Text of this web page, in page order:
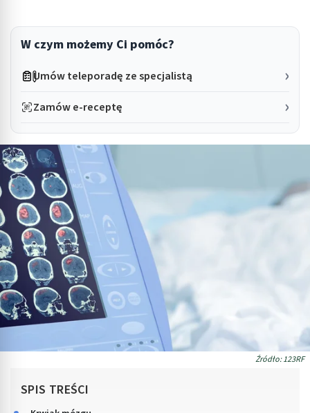
W czym możemy Ci pomóc?
Umów teleporadę ze specjalistą
Zamów e-receptę
Źródło: 123RF
SPIS TREŚCI